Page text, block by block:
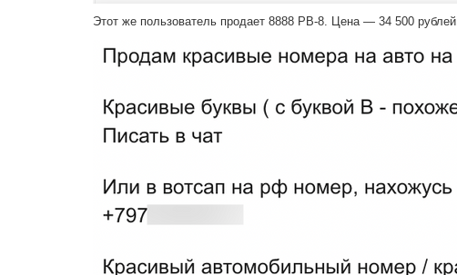
Этот же пользователь продает 8888 РВ-8. Цена — 34 500 рублей.